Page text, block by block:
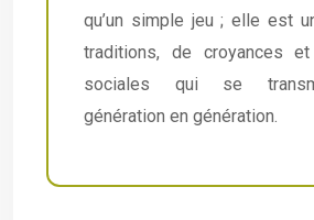
qu’un simple jeu ; elle est
traditions, de croyances
sociales qui se
génération en génération.